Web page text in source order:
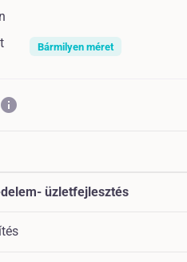
Bármilyen méret
info
üzletfejlesztés